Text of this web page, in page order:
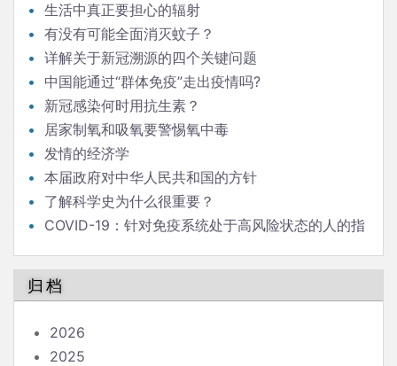
发言生活中真正要担心的辐射
有没有可能全面消灭蚊子？
详解关于新冠溯源的四个关键问题
中国能通过“群体免疫”走出疫情吗?
新冠感染何时用抗生素？
居家制氧和吸氧要警惕氧中毒
发情的经济学
本届政府对中华人民共和国的方针
了解科学史为什么很重要？
COVID-19：针对免疫系统处于高风险状态的人的指
归档
2026
2025